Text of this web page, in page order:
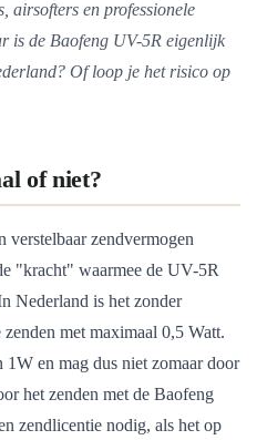
airsofters en professionele
is de Baofeng UV-5R eigenlijk
Of loop je het risico op
of niet?
zendvermogen
"kracht" waarmee de UV-5R
Nederland is het zonder
met maximaal 0,5 Watt.
en mag dus niet zomaar door
het zenden met de Baofeng
zendlicentie nodig, als het op